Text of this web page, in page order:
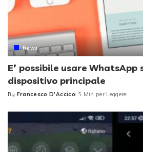
News
E’ possibile usare WhatsApp
dispositivo principale
Posted
By Francesco D'Accico 5 Min per Leggere